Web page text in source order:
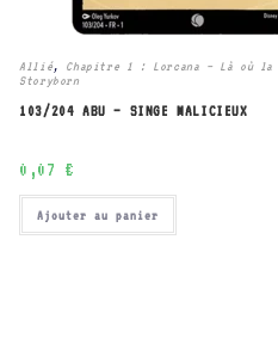
Allié, Chapitre 1 : Lorcana – Là où la
Storyborn
103/204 ABU – SINGE MALICIEUX
0,07 €
Ajouter au panier